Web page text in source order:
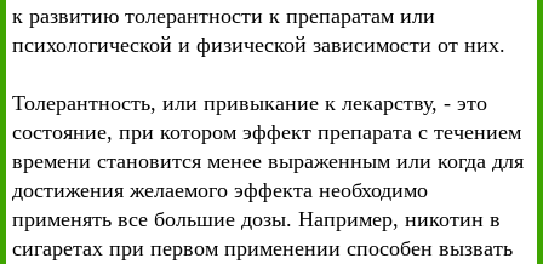
к развитию толерантности к препаратам или
психологической и физической зависимости от них.
Толерантность, или привыкание к лекарству, - это
состояние, при котором эффект препарата с течением
времени становится менее выраженным или когда для
достижения желаемого эффекта необходимо
применять все большие дозы. Например, никотин в
сигаретах при первом применении способен вызвать